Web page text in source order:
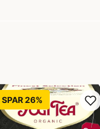
SPAR 26%